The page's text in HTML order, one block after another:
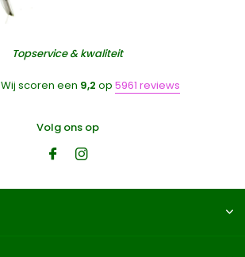
Topservice & kwaliteit
Wij scoren een 9,2 op 5961 reviews
Volg ons op